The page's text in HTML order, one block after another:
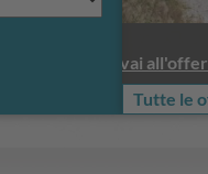
vai
Tutte le